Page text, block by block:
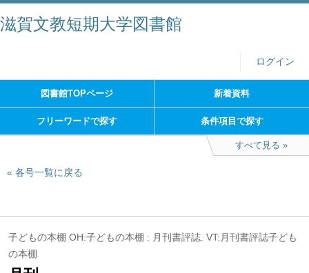
滋賀文教短期大学図書館
ログイン
図書館TOPページ 新着資料
フリーワードで探す 条件項目で探す
すべて見る
各号一覧に戻る
子どもの本棚 OH:子どもの本棚 : 月刊書評誌. VT:月刊書評誌子ども
の本棚